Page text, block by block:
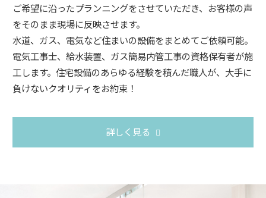
ご希望に沿ったプランニングをさせていただき、お客様の声
をそのまま現場に反映させます。
水道、ガス、電気など住まいの設備をまとめてご依頼可能。
電気工事士、給水装置、ガス簡易内管工事の資格保有者が施
工します。住宅設備のあらゆる経験を積んだ職人が、大手に
負けないクオリティをお約束！
詳しく見る